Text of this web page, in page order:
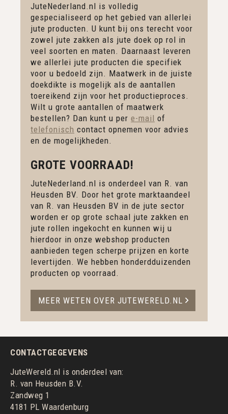
JuteNederland.nl is volledig
gespecialiseerd op het gebied van allerlei
jute producten. U kunt bij ons terecht voor
zowel jute zakken als jute doek op rol in
veel soorten en maten. Daarnaast leveren
we allerlei jute producten die specifiek
voor u bedoeld zijn. Maatwerk in de juiste
doekdikte is mogelijk als de aantallen
toereikend zijn voor het productieproces.
Wilt u grote aantallen of maatwerk
bestellen? Dan kunt u per e-mail of
telefonisch contact opnemen voor advies
en de mogelijkheden.
GROTE VOORRAAD!
JuteNederland.nl is onderdeel van R. van
Heusden BV. Door het grote marktaandeel
van R. van Heusden BV in de jute sector
worden er op grote schaal jute zakken en
jute rollen ingekocht en kunnen wij u
hierdoor in onze webshop producten
aanbieden tegen scherpe prijzen en korte
levertijden. We hebben honderdduizenden
producten op voorraad.
MEER WETEN OVER JUTEWERELD.NL
CONTACTGEGEVENS
JuteWereld.nl is onderdeel van:
R. van Heusden B.V.
Zandweg 1
4181 PL Waardenburg